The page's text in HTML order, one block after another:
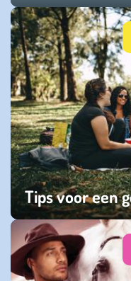
donderdag 30
Tips voor een
dinsdag 03 juni 2025